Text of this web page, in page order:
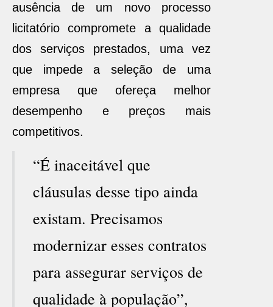
ausência de um novo processo
licitatório compromete a qualidade
dos serviços prestados, uma vez
que impede a seleção de uma
empresa que ofereça melhor
desempenho e preços mais
competitivos.
“É inaceitável que
cláusulas desse tipo ainda
existam. Precisamos
modernizar esses contratos
para assegurar serviços de
qualidade à população”,